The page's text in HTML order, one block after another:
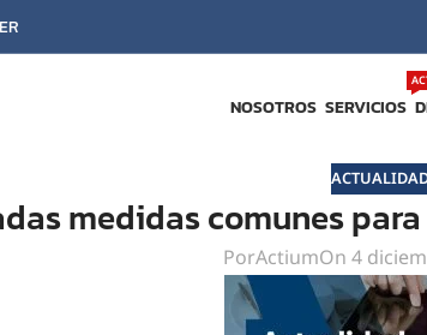
NOSOTROS SERVICIOS
medidas comunes
PorActiumOn 4